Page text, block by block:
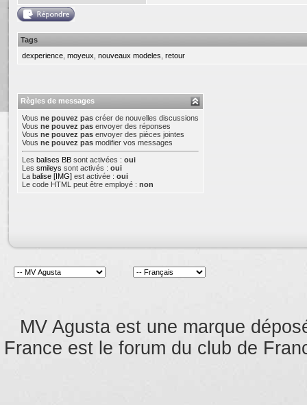
Tags
dexperience moyeux nouveaux modeles retour
Règles de messages
Vous ne pouvez pas créer de nouvelles discussions
Vous ne pouvez pas envoyer des réponses
Vous ne pouvez pas envoyer des pièces jointes
Vous ne pouvez pas modifier vos messages
Les balises BB sont activées : oui
Les smileys sont activés : oui
La balise [IMG] est activée : oui
Le code HTML peut être employé : non
MV Agusta est une marque
France est le forum du club de